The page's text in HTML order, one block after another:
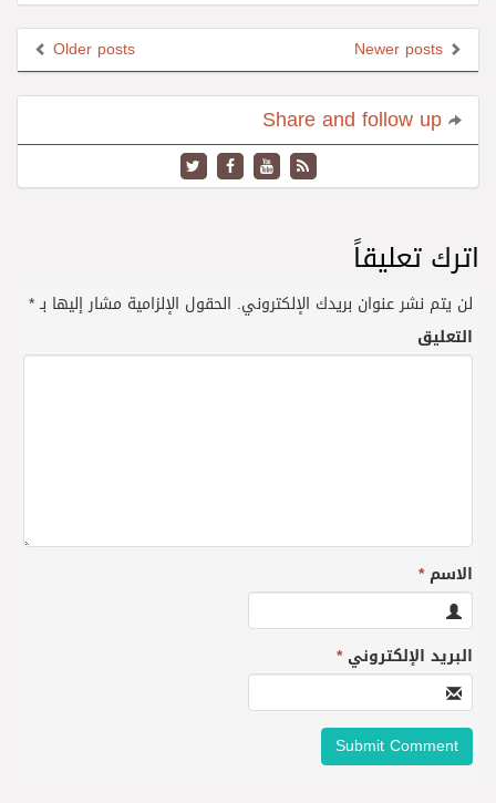
Older posts
اترك تعليقاً
لن يتم نشر عنوان بريدك الإلكتروني. الحقول الإلزامية مشار إليها بـ*
التعليق
الاسم*
البريد الإلكتروني*